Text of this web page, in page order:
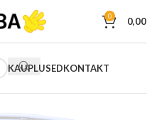
0
KAUPLUSEDKONTAKT